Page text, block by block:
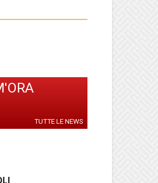
TUTTE LE NEWS